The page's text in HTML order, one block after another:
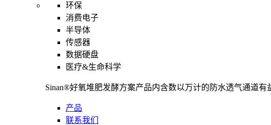
环保
消费电子
半导体
传感器
数据硬盘
医疗&生命科学
Sinan®好氧堆肥发酵方案产品内含数以万计的防水透气通道有
产品
联系我们